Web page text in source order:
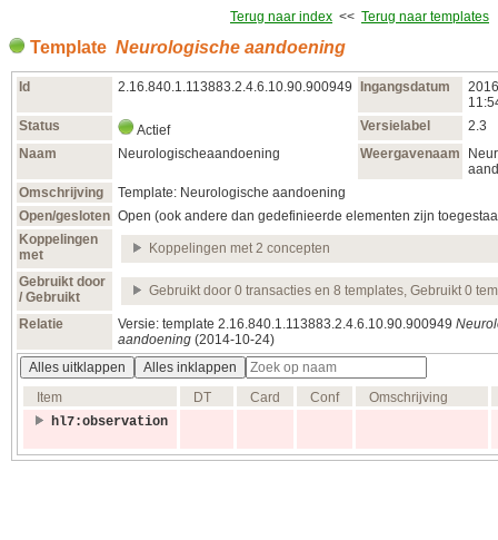
Terug naar index << Terug naar templates
Template Neurologische aandoening
Id 2.16.840.1.113883.2.4.6.10.90.900949 Ingangsdatum
Status
Actief Versielabel
2.3
Naam
Neurologischeaandoening Weergavenaam
Omschrijving
Template: Neurologische aandoening
Open/gesloten Open (ook andere dan gedefinieerde elementen zijn
Koppelingen
met
Koppelingen met 2 concepten
Gebruikt door
/ Gebruikt
Gebruikt door 0 transacties en 8 templates, Gebruikt 0
Relatie Versie: template 2.16.840.1.113883.2.4.6.10.90.900949
aandoening (2014‑10‑24)
Alles uitklappen
Alles inklappen
Item
DT Card Conf
Omschrijving
hl7:observation